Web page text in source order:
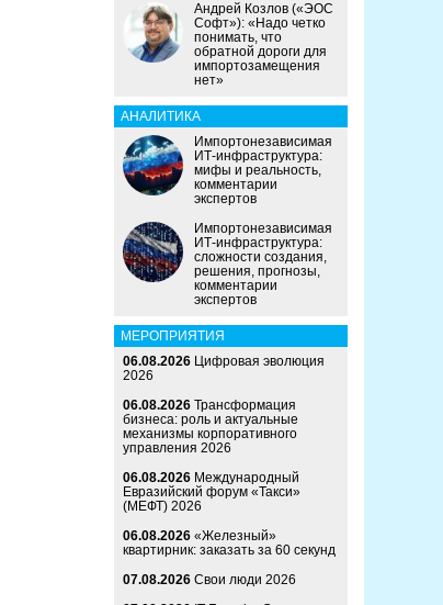
Андрей Козлов («ЭОС
Софт»): «Надо четко
понимать, что
обратной дороги для
импортозамещения
нет»
АНАЛИТИКА
Импортонезависимая
ИТ-инфраструктура:
мифы и реальность,
комментарии
экспертов
Импортонезависимая
ИТ-инфраструктура:
сложности создания,
решения, прогнозы,
комментарии
экспертов
МЕРОПРИЯТИЯ
06.08.2026 Цифровая эволюция
2026
06.08.2026 Трансформация
бизнеса: роль и актуальные
механизмы корпоративного
управления 2026
06.08.2026 Международный
Евразийский форум «Такси»
(МЕФТ) 2026
06.08.2026 «Железный»
квартирник: заказать за 60 секунд
07.08.2026 Свои люди 2026